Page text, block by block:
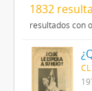
1832
resultados con